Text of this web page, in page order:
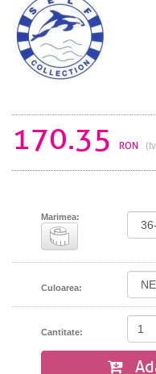
170.35 RON
Marimea:
Culoarea:
Cantitate: